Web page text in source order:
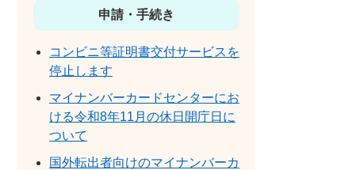
申請・手続き
コンビニ等証明書交付サービスを
停止します
マイナンバーカードセンターにお
ける令和8年11月の休日開庁日に
ついて
国外転出者向けのマイナンバーカ